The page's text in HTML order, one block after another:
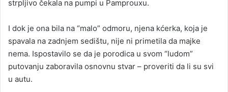
strpljivo čekala na pumpi u Pamprouxu.
I dok je ona bila na “malo” odmoru, njena kćerka, koja je
spavala na zadnjem sedištu, nije ni primetila da majke
nema. Ispostavilo se da je porodica u svom “ludom”
putovanju zaboravila osnovnu stvar – proveriti da li su svi
u autu.